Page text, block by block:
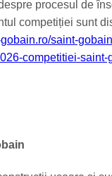
procesul de
competiției sunt
saint-
competitiei-saint-